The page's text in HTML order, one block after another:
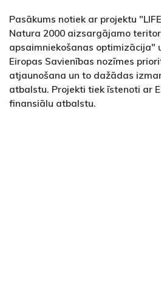
Pasākums notiek ar projektu
Natura 2000 aizsargājamo
apsaimniekošanas optimizācija"
Eiropas Savienības nozīmes
atjaunošana un to dažādas
atbalstu. Projekti tiek īstenoti ar
finansiālu atbalstu.